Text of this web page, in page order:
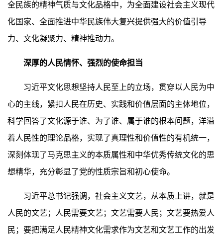
全民族的精神气质与文化品格中，为全面建设社会主义现代
化国家、全面推进中华民族伟大复兴提供强大的价值引导
力、文化凝聚力、精神推动力。
深厚的人民情怀、强烈的使命担当
习近平文化思想坚持人民至上的立场，贯穿以人民为中
心的主线，紧扣人民在历史、实践和价值层面的主体地位，
科学回答了文化源于谁、为了谁、属于谁的根本问题，洋溢
着人民性的理论品格，实现了真理性和价值性的有机统一，
深刻体现了马克思主义的本质属性和中华优秀传统文化的思
想精华，充分彰显了党的性质宗旨和初心使命。
习近平总书记强调，社会主义文艺，从本质上讲，就是
人民的文艺；人民需要文艺；文艺需要人民；文艺要热爱人
民；要把满足人民精神文化需求作为文艺和文艺工作的出发